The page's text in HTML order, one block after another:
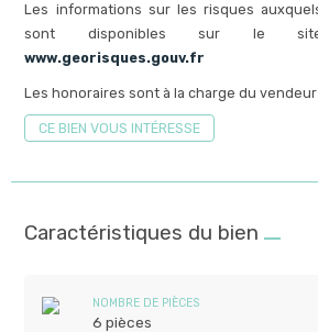
Les informations sur les risques
sont disponibles sur le
www.georisques.gouv.fr
Les honoraires sont à la charge du vendeur
CE BIEN VOUS INTÉRESSE
Caractéristiques du bien
NOMBRE DE PIÈCES
6 pièces